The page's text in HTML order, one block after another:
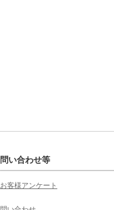
問い合わせ等
お客様アンケート